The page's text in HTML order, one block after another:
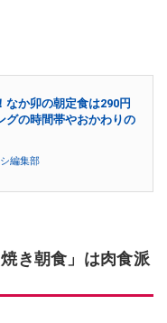
なか卯の朝定食は290円
グの時間帯やおかわりの
編集部
き朝食」は肉食派